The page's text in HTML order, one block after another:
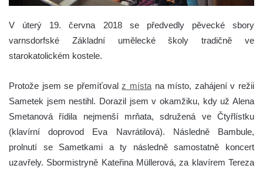
V úterý 19. června 2018 se předvedly pěvecké sbory
varnsdorfské Základní umělecké školy tradičně ve
starokatolickém kostele.
Protože jsem se přemíťovalz místa na místo, zahájení v režii
Sametek jsem nestihl. Dorazil jsem v okamžiku, kdy už Alena
Smetanová řídila nejmenší mrňata, sdružená ve Čtyřlístku
(klavírní doprovod Eva Navrátilová). Následně Bambule,
prolnutí se Sametkami a ty následně samostatně koncert
uzavřely. Sbormistryně Kateřina Müllerová, za klavírem Tereza